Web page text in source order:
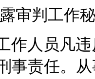
审判工作
作人员凡违
事责任。